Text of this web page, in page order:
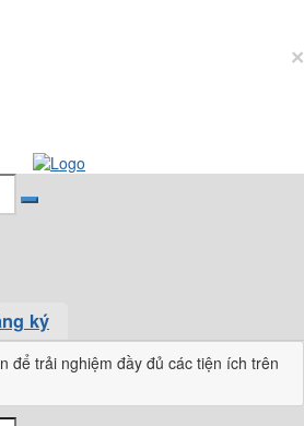
×
ký
để trải nghiệm đầy đủ các tiện ích trên